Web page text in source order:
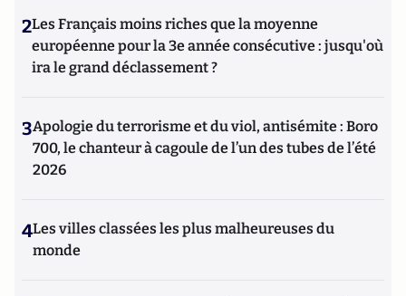
2Les Français moins riches que la moyenne
européenne pour la 3e année consécutive : jusqu'où
ira le grand déclassement ?
3Apologie du terrorisme et du viol, antisémite : Boro
700, le chanteur à cagoule de l’un des tubes de l’été
2026
4Les villes classées les plus malheureuses du
monde